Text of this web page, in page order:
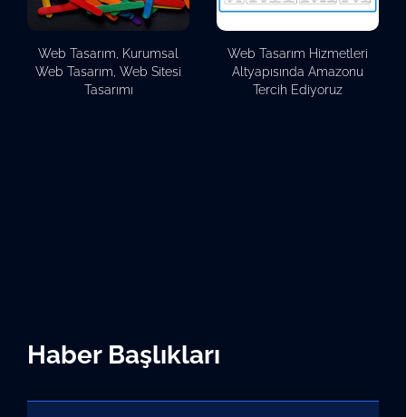
Web Tasarım, Kurumsal
Web Tasarım, Web Sitesi
Tasarımı
Web Tasarım Hizmetleri
Altyapısında Amazonu
Tercih Ediyoruz
Haber Başlıkları